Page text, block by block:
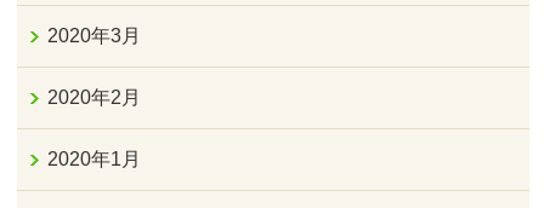
2020年3月
2020年2月
2020年1月